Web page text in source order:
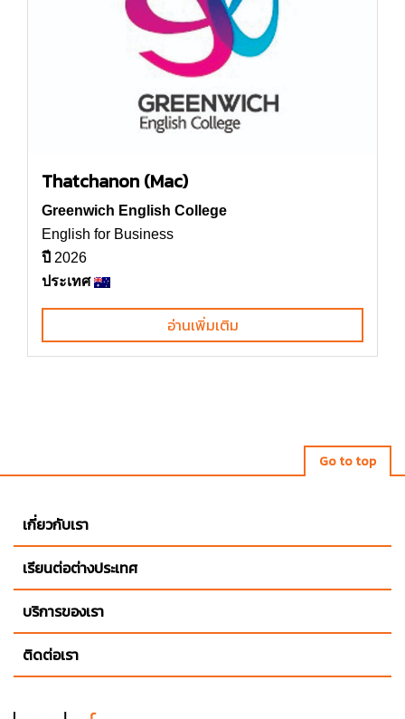
Thatchanon (Mac)
Greenwich English College
English for Business
ปี 2026
ประเทศ
อ่านเพิ่มเติม
Go to top
เกี่ยวกับเรา
เรียนต่อต่างประเทศ
บริการของเรา
ติดต่อเรา